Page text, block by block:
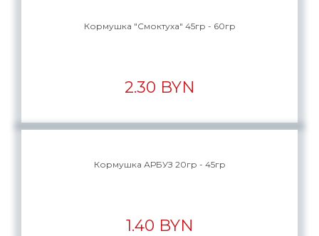
Кормушка "Смоктуха" 45гр - 60гр
2.30 BYN
Кормушка АРБУЗ 20гр - 45гр
1.40 BYN